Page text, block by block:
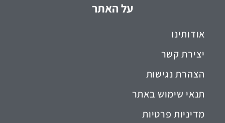
על האתר
אודותינו
יצירת קשר
הצהרת נגישות
תנאי שימוש באתר
מדיניות פרטיות